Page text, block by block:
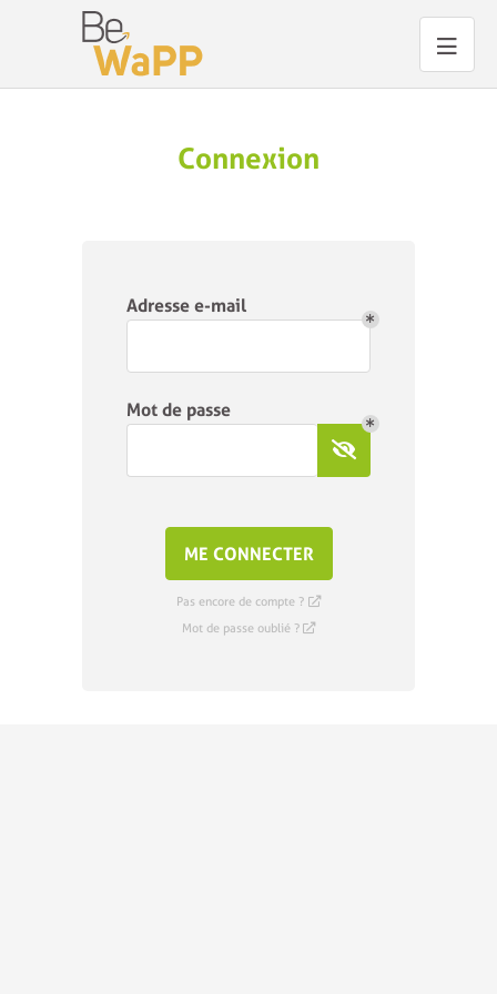
Connexion
Adresse e-mail
Mot de passe
ME CONNECTER
Pas encore de compte ?
Mot de passe oublié ?